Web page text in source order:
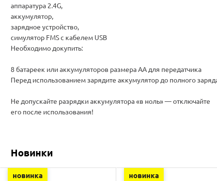
аппаратура 2.4G,
аккумулятор,
зарядное устройство,
симулятор FMS с кабелем USB
Необходимо докупить:
8 батареек или аккумуляторов размера АА для передатчика
Перед использованием зарядите аккумулятор до полного
Не допускайте разрядки аккумулятора «в ноль» — отключайте
его после использования!
Новинки
новинка новинка